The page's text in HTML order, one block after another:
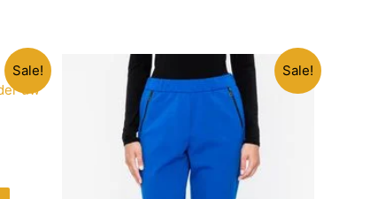
Sale! Sale!